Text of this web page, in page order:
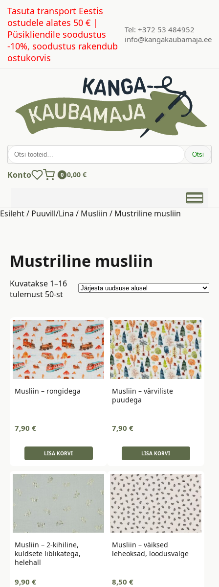
Tasuta transport Eestis
ostudele alates 50 € |
Püsikliendile soodustus
-10%, soodustus rakendub
ostukorvis
Tel: +372 53 484952
info@kangakaubamaja.ee
Otsi: Otsi
Konto 0 0,00 €
Esileht/ Puuvill/Lina / Musliin / Mustriline musliin
Mustriline musliin
Kuvatakse 1–16
tulemust 50-stSorted
Musliin – rongidega
7,90 €
LISA KORVI
Musliin – värviliste
puudega
7,90 €
LISA KORVI
Musliin – 2-kihiline,
kuldsete liblikatega,
helehall
9,90 €
Musliin – väiksed
leheoksad, loodusvalge
8,50 €